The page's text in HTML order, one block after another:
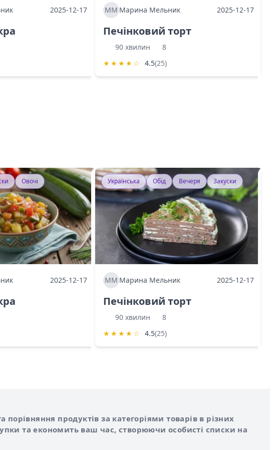
2025-12-17 МММарина Мельник 2025-12-17
Печінковий торт
90 хвилин
8
★ ★ ★ ★ ☆ 4.5(25)
Овочі
2025-12-17
Українська Обід Вечеря Закуски
МММарина Мельник 2025-12-17
Печінковий торт
90 хвилин
8
★ ★ ★ ★ ☆ 4.5(25)
продуктів за категоріями товарів в різних
та економить ваш час, створюючи особисті списки на